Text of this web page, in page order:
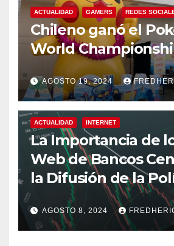
ACTUALIDAD GAMERS REDES
Chileno ganó el
World
AGOSTO 19, 2024
ACTUALIDAD INTERNET
La Importancia de
Web de Bancos
la Difusión de la
Monetaria
AGOSTO 8, 2024